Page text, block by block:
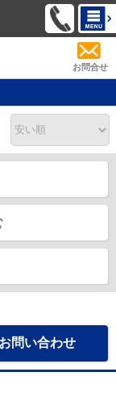
お問合せ
お問い合わせ